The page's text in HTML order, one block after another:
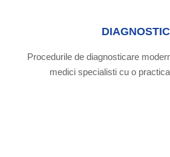
DIAGNOSTIC
Procedurile de diagnosticare
medici specialisti cu o